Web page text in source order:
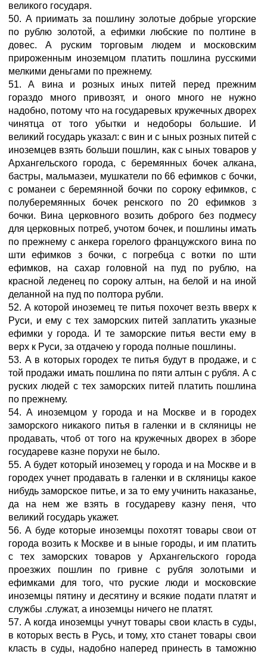
великого государя.
50. А приимать за пошлину золотые добрые угорские
по рублю золотой, а ефимки любские по полтине в
довес. А руским торговым людем и московским
прироженным иноземцом платить пошлина русскими
мелкими деньгами по прежнему.
51. А вина и розных иных питей перед прежним
гораздо много привозят, и оного много не нужно
надобно, потому что на государевых кружечных дворех
чинятца от того убытки и недоборы большие. И
великий государь указал: с вин и с ыных розных питей с
иноземцев взять больши пошлин, как с ыных товаров у
Архангельского города, с беремянных бочек алкана,
бастры, мальмазеи, мушкатели по 66 ефимков с бочки,
с романеи с беремянной бочки по сороку ефимков, с
полуберемянных бочек ренского по 20 ефимков з
бочки. Вина церковного возить доброго без подмесу
для церковных потреб, учотом бочек, и пошлины имать
по прежнему с анкера горелого францужского вина по
шти ефимков з бочки, с погребца с вотки по шти
ефимков, на сахар головной на пуд по рублю, на
красной леденец по сороку алтын, на белой и на иной
деланной на пуд по полтора рубли.
52. А которой иноземец те питья похочет везть вверх к
Руси, и ему с тех заморских питей заплатить указные
ефимки у города. И те заморские питья вести ему в
верх к Руси, за отдачею у города полные пошлины.
53. А в которых городех те питья будут в продаже, и с
той продажи имать пошлина по пяти алтын с рубля. А с
руских людей с тех заморских питей платить пошлина
по прежнему.
54. А иноземцом у города и на Москве и в городех
заморского никакого питья в галенки и в скляницы не
продавать, чтоб от того на кружечных дворех в зборе
государеве казне порухи не было.
55. А будет который иноземец у города и на Москве и в
городех учнет продавать в галенки и в скляницы какое
нибудь заморское питье, и за то ему учинить наказанье,
да на нем же взять в государеву казну пеня, что
великий государь укажет.
56. А буде которые иноземцы похотят товары свои от
города возить к Москве и в ыные городы, и им платить
с тех заморских товаров у Архангельского города
проезжих пошлин по гривне с рубля золотыми и
ефимками для того, что руские люди и московские
иноземцы пятину и десятину и всякие подати платят и
службы .служат, а иноземцы ничего не платят.
57. А когда иноземцы учнут товары свои класть в суды,
в которых весть в Русь, и тому, хто станет товары свои
класть в суды, надобно наперед принесть в таможню